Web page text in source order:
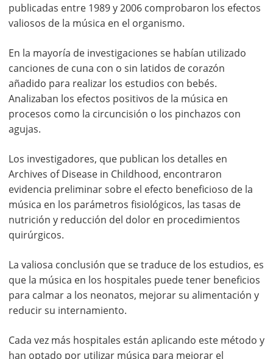
publicadas entre 1989 y 2006 comprobaron los efectos
valiosos de la música en el organismo.
En la mayoría de investigaciones se habían utilizado
canciones de cuna con o sin latidos de corazón
añadido para realizar los estudios con bebés.
Analizaban los efectos positivos de la música en
procesos como la circuncisión o los pinchazos con
agujas.
Los investigadores, que publican los detalles en
Archives of Disease in Childhood, encontraron
evidencia preliminar sobre el efecto beneficioso de la
música en los parámetros fisiológicos, las tasas de
nutrición y reducción del dolor en procedimientos
quirúrgicos.
La valiosa conclusión que se traduce de los estudios, es
que la música en los hospitales puede tener beneficios
para calmar a los neonatos, mejorar su alimentación y
reducir su internamiento.
Cada vez más hospitales están aplicando este método y
han optado por utilizar música para mejorar el